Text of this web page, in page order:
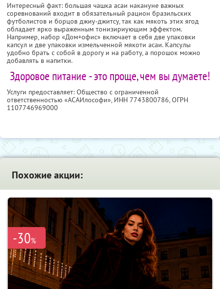
Интересный факт: большая чашка асаи накануне важных
соревнований входит в обязательный рацион бразильских
футболистов и борцов джиу-джитсу, так как мякоть этих ягод
обладает ярко выраженным тонизириующим эффектом.
Например, набор «Дом+офис» включает в себя две упаковки
капсул и две упаковки измельченной мякоти асаи. Капсулы
удобно брать с собой в дорогу и на работу, а порошок можно
добавлять в напитки.
Здоровое питание - это проще, чем вы думаете!
Услуги предоставляет: Общество с ограниченной
ответственностью «АСАИлософи», ИНН 7743800786, ОГРН
1107746969000
Похожие акции:
-30%